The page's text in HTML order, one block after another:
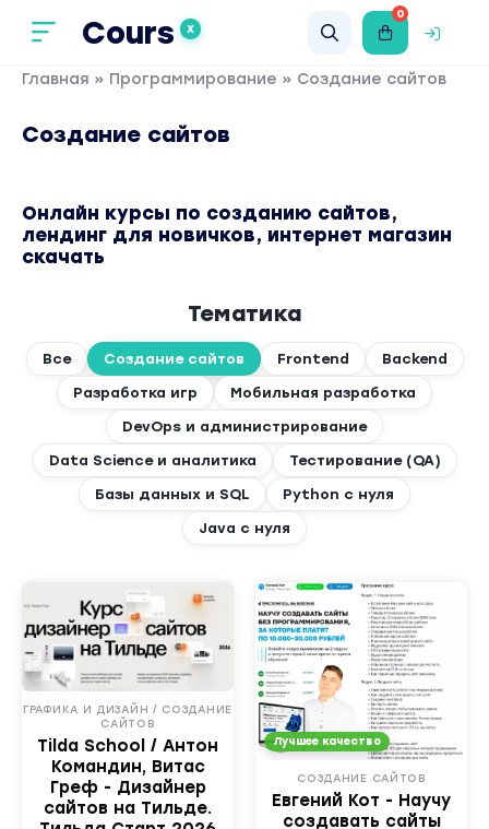
Cours X
0
Главная » Программирование » Создание сайтов
Создание сайтов
Онлайн курсы по созданию сайтов,
лендинг для новичков, интернет магазин
скачать
Тематика
Все Создание сайтов Frontend Backend
Разработка игр Мобильная разработка
DevOps и администрирование
Data Science и аналитика Тестирование (QA)
Базы данных и SQL Python с нуля
Java с нуля
ГРАФИКА И ДИЗАЙН / СОЗДАНИЕ
САЙТОВ
Tilda School / Антон
Командин, Витас
Греф - Дизайнер
сайтов на Тильде.
Лучшее качество
СОЗДАНИЕ САЙТОВ
Евгений Кот - Научу
создавать сайты